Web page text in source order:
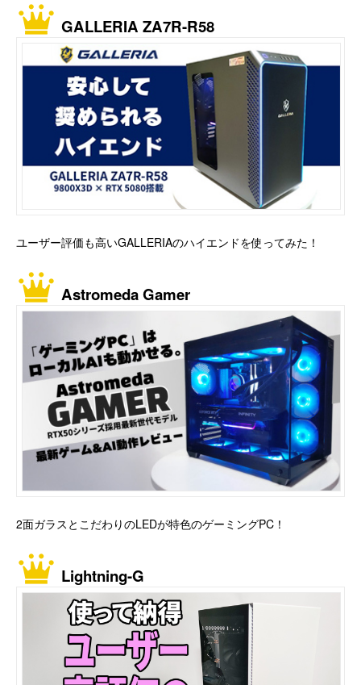
GALLERIA ZA7R-R58
ユーザー評価も高いGALLERIAのハイエンドを使ってみた！
Astromeda Gamer
2面ガラスとこだわりのLEDが特色のゲーミングPC！
Lightning-G